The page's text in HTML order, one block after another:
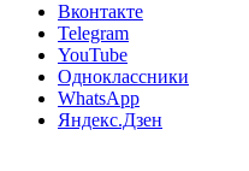
Вконтакте
Telegram
YouTube
Одноклассники
WhatsApp
Яндекс.Дзен